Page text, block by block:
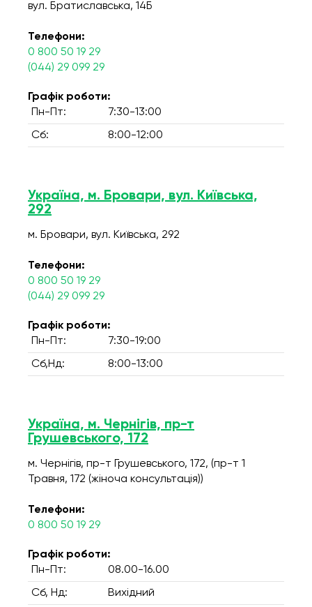
вул. Братиславська, 14Б
Телефони:
0 800 50 19 29
(044) 29 099 29
Графік роботи:
Пн-Пт:
7:30-13:00
Сб: 8:00-12:00
Україна, м. Бровари, вул. Київська,
292
м. Бровари, вул. Київська, 292
Телефони:
0 800 50 19 29
(044) 29 099 29
Графік роботи:
Пн-Пт:
7:30-19:00
Сб,Нд: 8:00-13:00
Україна, м. Чернігів, пр-т
Грушевського, 172
м. Чернігів, пр-т Грушевського, 172, (пр-т 1
Травня, 172 (жіноча консультація))
Телефони:
0 800 50 19 29
Графік роботи:
Пн-Пт:
08.00-16.00
Сб, Нд: Вихідний